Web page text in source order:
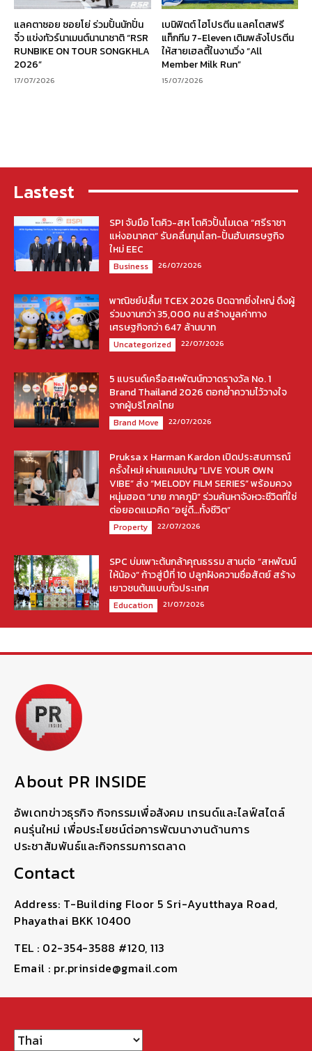
แลคตาซอย ซอยโย่ ร่วมปั้นนักปั่น
จิ๋ว แข่งทัวร์นาเมนต์นานาชาติ “RSR
RUNBIKE ON TOUR SONGKHLA
2026”
17/07/2026
เบนิฟิตต์ ไฮโปรตีน แลคโตสฟรี
แท็กทีม 7-Eleven เติมพลังโปรตีน
ให้สายเฮลตี้ในงานวิ่ง “All
Member Milk Run”
15/07/2026
Lastest
SPI จับมือ โตคิว-สห โตคิวปั้นโมเดล “ศรีราชา
แห่งอนาคต” รับคลื่นทุนโลก-ปั้นฮับเศรษฐกิจ
ใหม่ EEC
Business 26/07/2026
พาณิชย์ปลื้ม! TCEX 2026 ปิดฉากยิ่งใหญ่ ดึงผู้
ร่วมงานกว่า 35,000 คน สร้างมูลค่าทาง
เศรษฐกิจกว่า 647 ล้านบาท
Uncategorized 22/07/2026
5 แบรนด์เครือสหพัฒน์กวาดรางวัล No. 1
Brand Thailand 2026 ตอกย้ำความไว้วางใจ
จากผู้บริโภคไทย
Brand Move 22/07/2026
Pruksa x Harman Kardon เปิดประสบการณ์
ครั้งใหม่! ผ่านแคมเปญ “LIVE YOUR OWN
VIBE” ส่ง “MELODY FILM SERIES” พร้อมควง
หนุ่มฮอต “มาย ภาคภูมิ” ร่วมค้นหาจังหวะชีวิตที่ใช่
ต่อยอดแนวคิด “อยู่ดี…ทั้งชีวิต”
Property 22/07/2026
SPC บ่มเพาะต้นกล้าคุณธรรม สานต่อ “สหพัฒน์
ให้น้อง” ก้าวสู่ปีที่ 10 ปลูกฝังความซื่อสัตย์ สร้าง
เยาวชนต้นแบบทั่วประเทศ
Education 21/07/2026
About PR INSIDE
อัพเดทข่าวธุรกิจ กิจกรรมเพื่อสังคม เทรนด์และไลฟ์สไตล์
คนรุ่นใหม่ เพื่อประโยชน์ต่อการพัฒนางานด้านการ
ประชาสัมพันธ์และกิจกรรมการตลาด
Contact
Address: T-Building Floor 5 Sri-Ayutthaya Road,
Phayathai BKK 10400
TEL : 02-354-3588 #120, 113
Email : pr.prinside@gmail.com